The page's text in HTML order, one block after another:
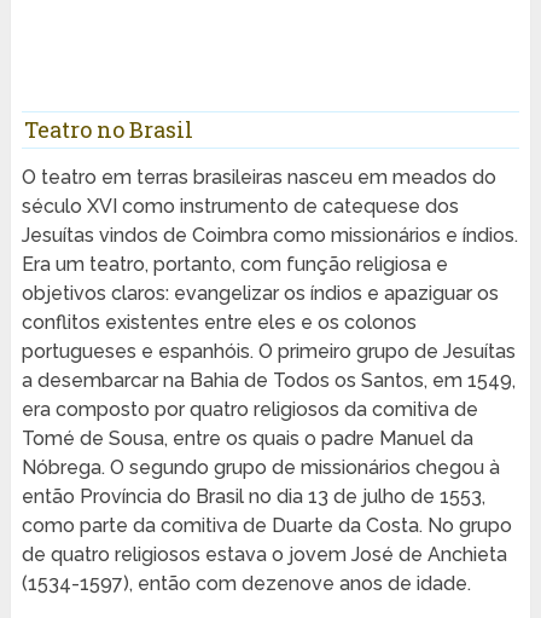
Teatro no Brasil
O teatro em terras brasileiras nasceu em meados do
século XVI como instrumento de catequese dos
Jesuítas vindos de Coimbra como missionários e índios.
Era um teatro, portanto, com função religiosa e
objetivos claros: evangelizar os índios e apaziguar os
conflitos existentes entre eles e os colonos
portugueses e espanhóis. O primeiro grupo de Jesuítas
a desembarcar na Bahia de Todos os Santos, em 1549,
era composto por quatro religiosos da comitiva de
Tomé de Sousa, entre os quais o padre Manuel da
Nóbrega. O segundo grupo de missionários chegou à
então Província do Brasil no dia 13 de julho de 1553,
como parte da comitiva de Duarte da Costa. No grupo
de quatro religiosos estava o jovem José de Anchieta
(1534-1597), então com dezenove anos de idade.